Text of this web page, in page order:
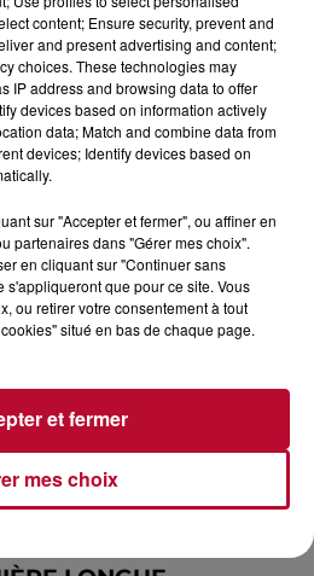
ANNÉE 2022
de Thérapie Taxi, Adé
pour un album influencé par
folk et la country tout en...
content; Ensure security, prevent and
and present advertising and content;
choices. These technologies may
IP address and browsing data to offer
devices based on information actively
data; Match and combine data from
devices; Identify devices based on
sur "Accepter et fermer", ou affiner en
partenaires dans "Gérer mes choix".
en cliquant sur "Continuer sans
s'appliqueront que pour ce site. Vous
ou retirer votre consentement à tout
situé en bas de chaque page.
mes choix
et fermer